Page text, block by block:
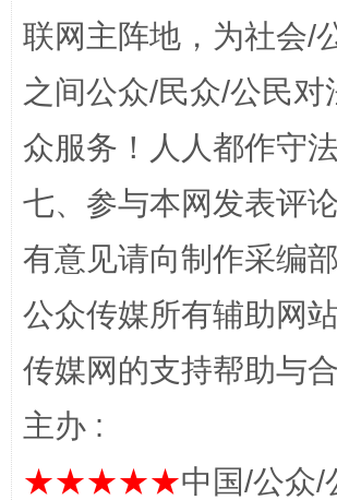
联网主阵地，为社会/
之间公众/民众/公民
众服务！人人都作守法
七、参与本网发表评
有意见请向制作采编
公众传媒所有辅助网
传媒网的支持帮助与
主办 :
★★★★★中国/公众/